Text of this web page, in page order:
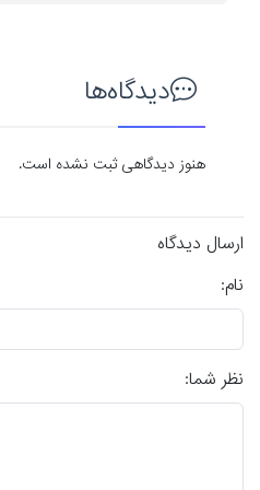
دیدگاه‌ها
هنوز دیدگاهی ثبت نشده است.
ارسال دیدگاه
نام:
نظر شما: